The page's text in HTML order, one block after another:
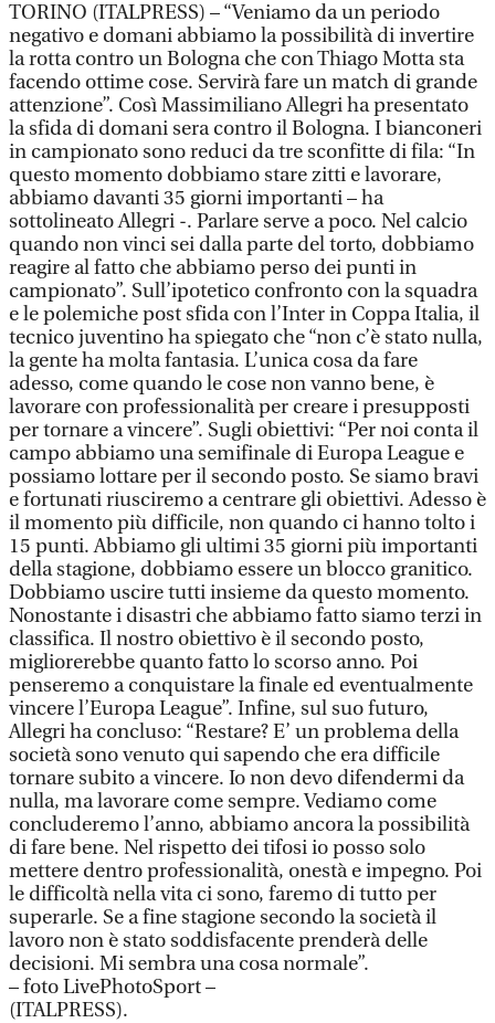
TORINO (ITALPRESS) – “Veniamo da un periodo
negativo e domani abbiamo la possibilità di invertire
la rotta contro un Bologna che con Thiago Motta sta
facendo ottime cose. Servirà fare un match di grande
attenzione”. Così Massimiliano Allegri ha presentato
la sfida di domani sera contro il Bologna. I bianconeri
in campionato sono reduci da tre sconfitte di fila: “In
questo momento dobbiamo stare zitti e lavorare,
abbiamo davanti 35 giorni importanti – ha
sottolineato Allegri -. Parlare serve a poco. Nel calcio
quando non vinci sei dalla parte del torto, dobbiamo
reagire al fatto che abbiamo perso dei punti in
campionato”. Sull’ipotetico confronto con la squadra
e le polemiche post sfida con l’Inter in Coppa Italia, il
tecnico juventino ha spiegato che “non c’è stato nulla,
la gente ha molta fantasia. L’unica cosa da fare
adesso, come quando le cose non vanno bene, è
lavorare con professionalità per creare i presupposti
per tornare a vincere”. Sugli obiettivi: “Per noi conta il
campo abbiamo una semifinale di Europa League e
possiamo lottare per il secondo posto. Se siamo bravi
e fortunati riusciremo a centrare gli obiettivi. Adesso è
il momento più difficile, non quando ci hanno tolto i
15 punti. Abbiamo gli ultimi 35 giorni più importanti
della stagione, dobbiamo essere un blocco granitico.
Dobbiamo uscire tutti insieme da questo momento.
Nonostante i disastri che abbiamo fatto siamo terzi in
classifica. Il nostro obiettivo è il secondo posto,
migliorerebbe quanto fatto lo scorso anno. Poi
penseremo a conquistare la finale ed eventualmente
vincere l’Europa League”. Infine, sul suo futuro,
Allegri ha concluso: “Restare? E’ un problema della
società sono venuto qui sapendo che era difficile
tornare subito a vincere. Io non devo difendermi da
nulla, ma lavorare come sempre. Vediamo come
concluderemo l’anno, abbiamo ancora la possibilità
di fare bene. Nel rispetto dei tifosi io posso solo
mettere dentro professionalità, onestà e impegno. Poi
le difficoltà nella vita ci sono, faremo di tutto per
superarle. Se a fine stagione secondo la società il
lavoro non è stato soddisfacente prenderà delle
decisioni. Mi sembra una cosa normale”.
– foto LivePhotoSport –
(ITALPRESS).